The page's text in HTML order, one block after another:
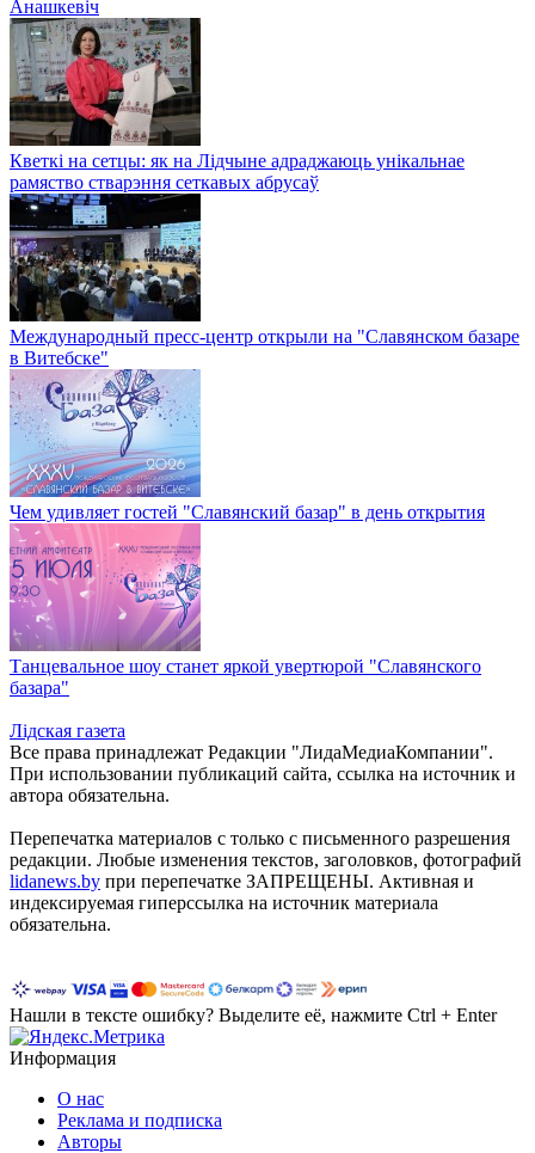
Анашкевіч
Кветкі на сетцы: як на Лідчыне адраджаюць унікальнае
рамяство стварэння сеткавых абрусаў
Международный пресс-центр открыли на "Славянском базаре
в Витебске"
Чем удивляет гостей "Славянский базар" в день открытия
Танцевальное шоу станет яркой увертюрой "Славянского
базара"
Лiдская газета
Все права принадлежат Редакции "ЛидаМедиаКомпании".
При использовании публикаций сайта, ссылка на источник и
автора обязательна.
Перепечатка материалов c только с письменного разрешения
редакции. Любые изменения текстов, заголовков, фотографий
lidanews.by при перепечатке ЗАПРЕЩЕНЫ. Активная и
индексируемая гиперссылка на источник материала
обязательна.
Нашли в тексте ошибку? Выделите её, нажмите Ctrl + Enter
Информация
О нас
Реклама и подписка
Авторы